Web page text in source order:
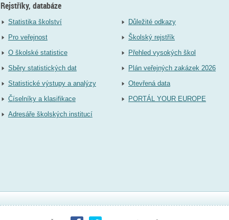
Rejstříky, databáze
Statistika školství
Pro veřejnost
O školské statistice
Sběry statistických dat
Statistické výstupy a analýzy
Číselníky a klasifikace
Adresáře školských institucí
Důležité odkazy
Školský rejstřík
Přehled vysokých škol
Plán veřejných zakázek 2026
Otevřená data
PORTÁL YOUR EUROPE